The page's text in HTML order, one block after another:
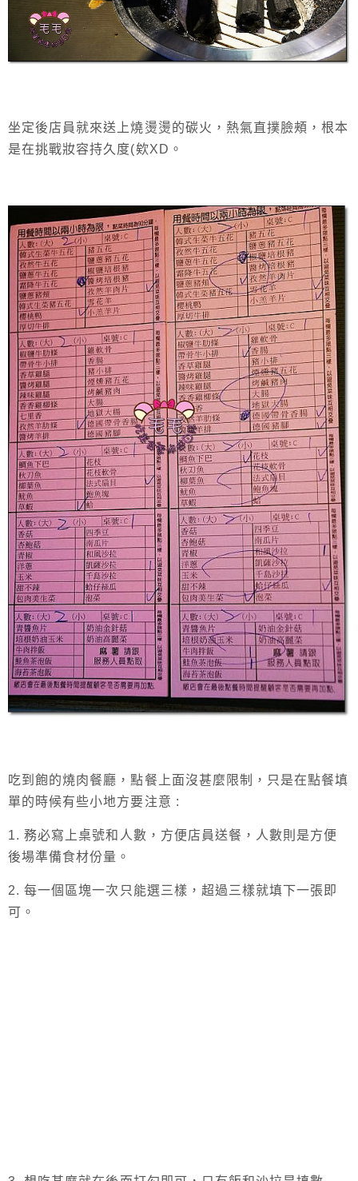
坐定後店員就來送上燒燙燙的碳火，熱氣直撲臉頰，根本
是在挑戰妝容持久度(欸XD。
吃到飽的燒肉餐廳，點餐上面沒甚麼限制，只是在點餐填
單的時候有些小地方要注意 :
1. 務必寫上桌號和人數，方便店員送餐，人數則是方便
後場準備食材份量。
2. 每一個區塊一次只能選三樣，超過三樣就填下一張即
可。